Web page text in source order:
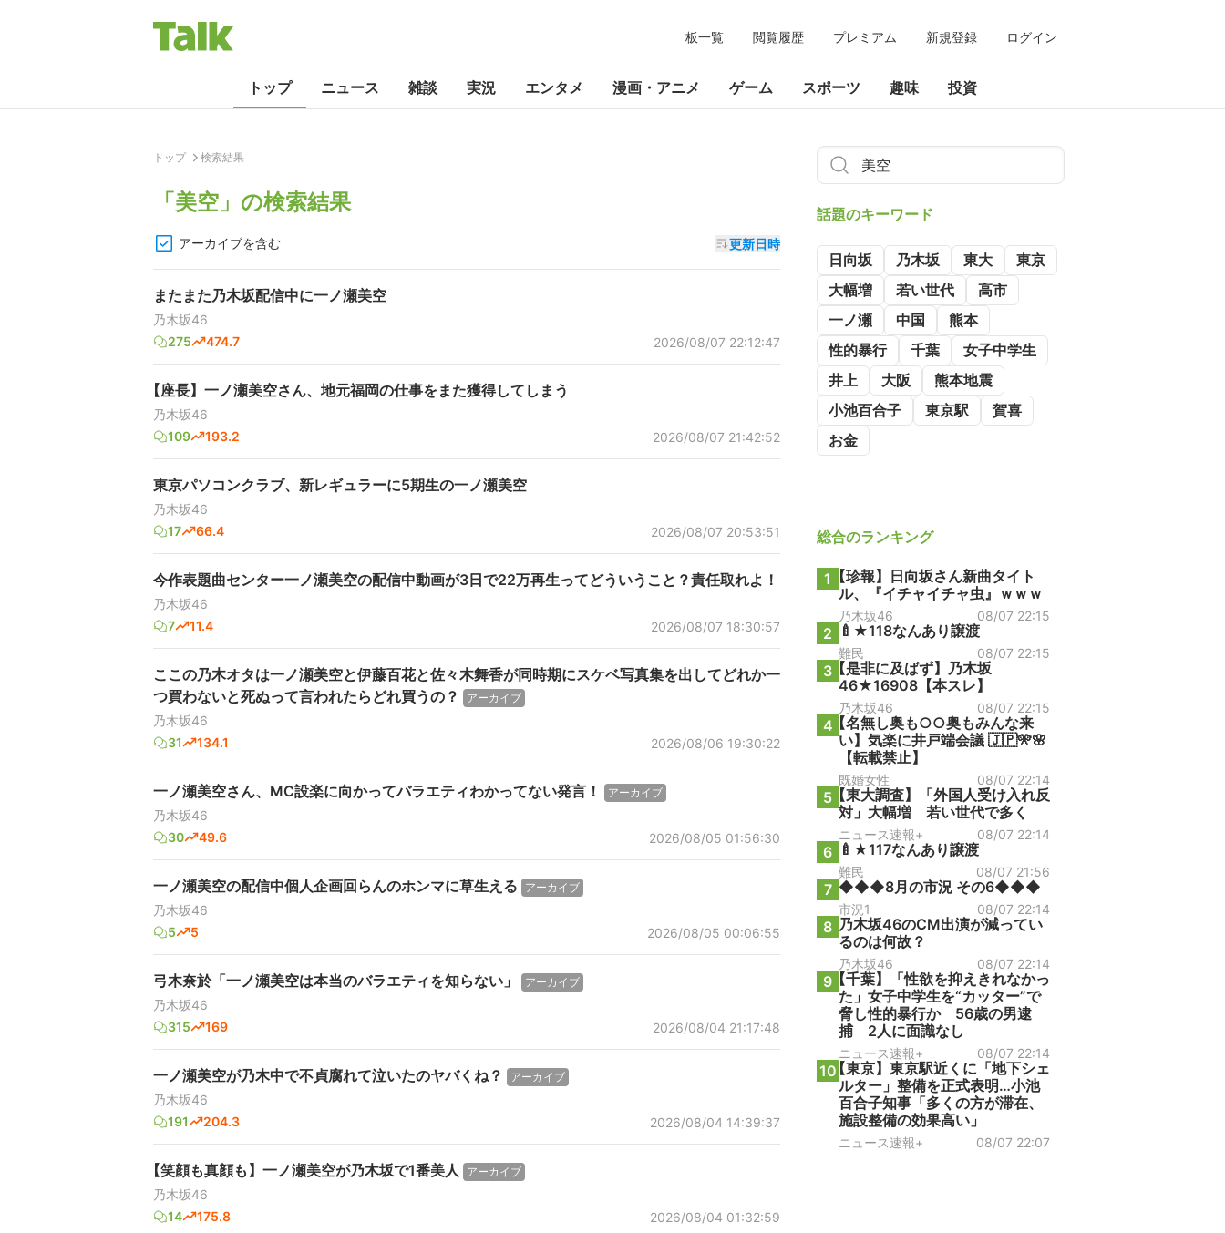
板一覧 閲覧履歴 プレミアム 新規登録 ログイン
トップ ニュース 雑談 実況 エンタメ 漫画・アニメ ゲーム スポーツ 趣味 投資
トップ 検索結果
「美空 」の検索結果
アーカイブを含む 更新日時
またまた乃木坂配信中に一ノ瀬美空
乃木坂46
275
474.7 2026/08/07 22:12:47
【座長】一ノ瀬美空さん、地元福岡の仕事をまた獲得してしまう
乃木坂46
109
193.2 2026/08/07 21:42:52
東京パソコンクラブ、新レギュラーに5期生の一ノ瀬美空
乃木坂46
17
66.4 2026/08/07 20:53:51
今作表題曲センター一ノ瀬美空の配信中動画が3日で22万再生ってどういうこと？責任取れよ！
乃木坂46
7
11.4 2026/08/07 18:30:57
ここの乃木オタは一ノ瀬美空と伊藤百花と佐々木舞香が同時期にスケベ写真集を出してどれか一
つ買わないと死ぬって言われたらどれ買うの？
アーカイブ
乃木坂46
31
134.1 2026/08/06 19:30:22
一ノ瀬美空さん、MC設楽に向かってバラエティわかってない発言！ アーカイブ
乃木坂46
30
49.6 2026/08/05 01:56:30
一ノ瀬美空の配信中個人企画回らんのホンマに草生える アーカイブ
乃木坂46
5
5 2026/08/05 00:06:55
弓木奈於「一ノ瀬美空は本当のバラエティを知らない」 アーカイブ
乃木坂46
315
169 2026/08/04 21:17:48
一ノ瀬美空が乃木中で不貞腐れて泣いたのヤバくね？ アーカイブ
乃木坂46
191
204.3 2026/08/04 14:39:37
【笑顔も真顔も】一ノ瀬美空が乃木坂で1番美人 アーカイブ
乃木坂46
14
175.8 2026/08/04 01:32:59
話題のキーワード
日向坂 乃木坂 東大
東京
大幅増
若い世代
高市
一ノ瀬
中国
熊本
性的暴行
千葉
女子中学生
井上
大阪
熊本地震
小池百合子
東京駅
賀喜
お金
総合のランキング
1 【珍報】日向坂さん新曲タイト
ル、『イチャイチャ虫』ｗｗｗ
乃木坂46 08/07 22:15
2 🍼★118なんあり譲渡
難民 08/07 22:15
3【是非に及ばず】乃木坂
46★16908【本スレ】
乃木坂46 08/07 22:15
4【名無し奥も○○奥もみんな来
い】気楽に井戸端会議 🇯🇵🎌🌸
【転載禁止】
既婚女性 08/07 22:14
5【東大調査】「外国人受け入れ反
対」大幅増 若い世代で多く
ニュース速報+ 08/07 22:14
6 🍼★117なんあり譲渡
難民 08/07 21:56
7 ◆◆◆8月の市況 その6◆◆◆
市況1 08/07 22:14
8 乃木坂46のCM出演が減ってい
るのは何故？
乃木坂46 08/07 22:14
9【千葉】「性欲を抑えきれなかっ
た」女子中学生を“カッター”で
脅し性的暴行か 56歳の男逮
捕 2人に面識なし
ニュース速報+ 08/07 22:14
10【東京】東京駅近くに「地下シェ
ルター」整備を正式表明…小池
百合子知事「多くの方が滞在、
施設整備の効果高い」
ニュース速報+ 08/07 22:07